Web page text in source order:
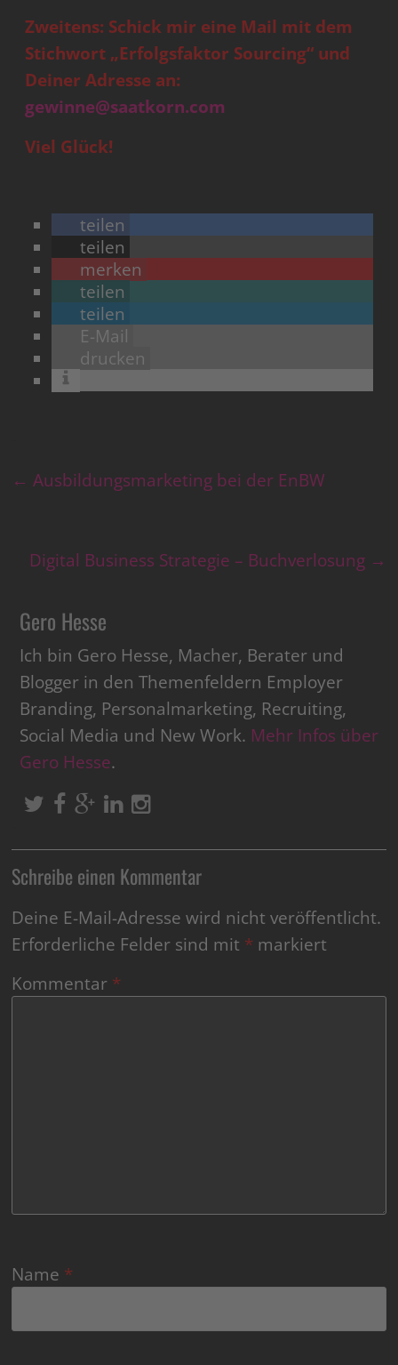
Zweitens: Schick mir eine Mail mit dem
Stichwort „Erfolgsfaktor Sourcing“ und
Deiner Adresse an:
gewinne@saatkorn.com
Viel Glück!
teilen
teilen
merken
teilen
teilen
E-Mail
drucken
← Ausbildungsmarketing bei der EnBW
Digital Business Strategie – Buchverlosung →
Gero Hesse
Ich bin Gero Hesse, Macher, Berater und
Blogger in den Themenfeldern Employer
Branding, Personalmarketing, Recruiting,
Social Media und New Work. Mehr Infos über
Gero Hesse.
Schreibe einen Kommentar
Deine E-Mail-Adresse wird nicht veröffentlicht.
Erforderliche Felder sind mit * markiert
Kommentar *
Name *